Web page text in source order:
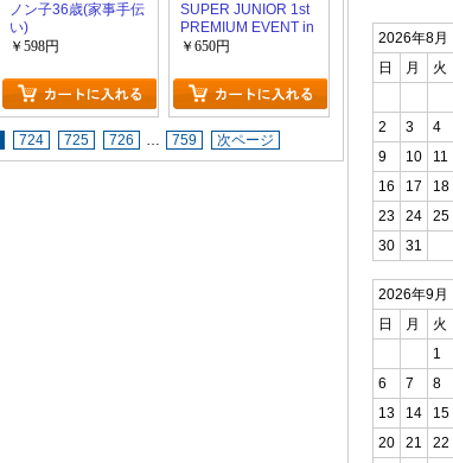
ノン子36歳(家事手伝
い)
￥598円
SUPER JUNIOR 1st
PREMIUM EVENT in
JAPAN
￥650円
724 725 726 … 759 次ページ
2026年8月
日
月 火
2
3 4
9
10 11
16
17 18
23
24 25
30
31
2026年9月
日
月 火
1
6
7 8
13
14 15
20
21 22